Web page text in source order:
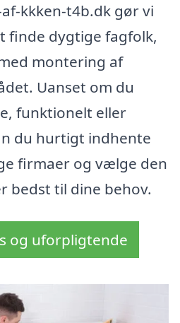
kkken-t4b.dk gør vi
finde dygtige fagfolk,
montering af
Uanset om du
funktionelt eller
du hurtigt indhente
firmaer og vælge den
bedst til dine behov.
og uforpligtende